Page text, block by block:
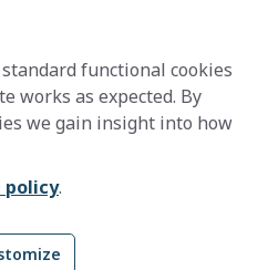
functional cookies
works as expected. By
we gain insight into how
policy.